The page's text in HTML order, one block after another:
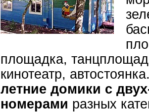
площадка,
кинотеатр,
летние домики с
номерами разных